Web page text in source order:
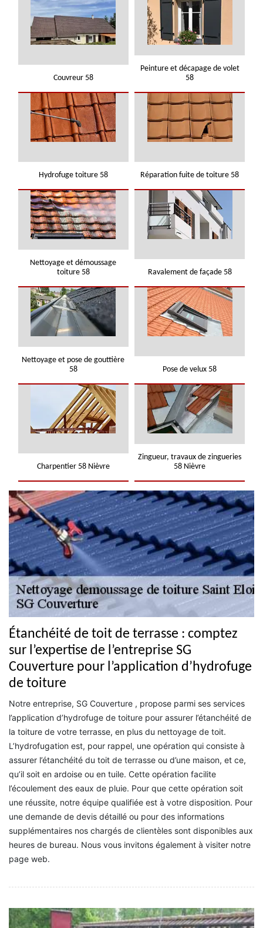
Couvreur 58
Peinture et décapage de volet
58
Hydrofuge toiture 58 Réparation fuite de toiture 58
Nettoyage et démoussage
toiture 58
Ravalement de façade 58
Nettoyage et pose de gouttière
58
Pose de velux 58
Charpentier 58 Nièvre
Zingueur, travaux de zingueries
58 Nièvre
Étanchéité de toit de terrasse : comptez
sur l’expertise de l’entreprise SG
Couverture pour l’application d’hydrofuge
de toiture
Notre entreprise, SG Couverture , propose parmi ses services
l’application d’hydrofuge de toiture pour assurer l’étanchéité de
la toiture de votre terrasse, en plus du nettoyage de toit.
L’hydrofugation est, pour rappel, une opération qui consiste à
assurer l’étanchéité du toit de terrasse ou d’une maison, et ce,
qu’il soit en ardoise ou en tuile. Cette opération facilite
l’écoulement des eaux de pluie. Pour que cette opération soit
une réussite, notre équipe qualifiée est à votre disposition. Pour
une demande de devis détaillé ou pour des informations
supplémentaires nos chargés de clientèles sont disponibles aux
heures de bureau. Nous vous invitons également à visiter notre
page web.